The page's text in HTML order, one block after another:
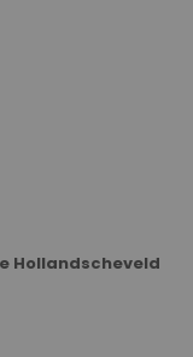
Hollandscheveld